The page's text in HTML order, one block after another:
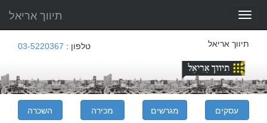
Toggle
navigation
תיווך אריאל
טלפון : 03-5220367 תיווך אריאל